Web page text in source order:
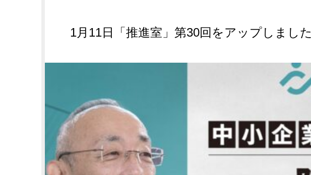
1月11日「推進室」第30回をアップしました